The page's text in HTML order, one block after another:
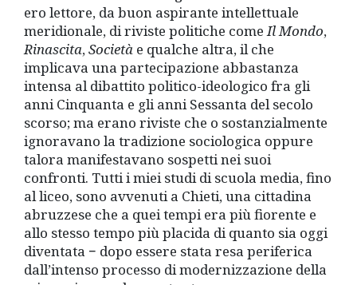
ero lettore, da buon aspirante intellettuale
meridionale, di riviste politiche comeIl Mondo,
Rinascita,Società e qualche altra, il che
implicava una partecipazione abbastanza
intensa al dibattito politico-ideologico fra gli
anni Cinquanta e gli anni Sessanta del secolo
scorso; ma erano riviste che o sostanzialmente
ignoravano la tradizione sociologica oppure
talora manifestavano sospetti nei suoi
confronti. Tutti i miei studi di scuola media, fino
al liceo, sono avvenuti a Chieti, una cittadina
abruzzese che a quei tempi era più fiorente e
allo stesso tempo più placida di quanto sia oggi
diventata − dopo essere stata resa periferica
dall’intenso processo di modernizzazione della